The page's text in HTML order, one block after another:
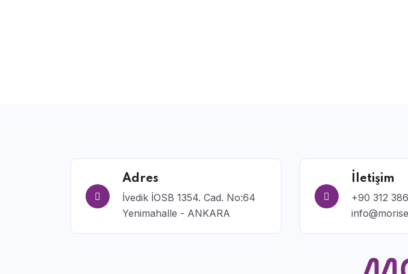
Adres
İvedik İOSB 1354. Cad. No:64
Yenimahalle - ANKARA
İletişim
+90 312